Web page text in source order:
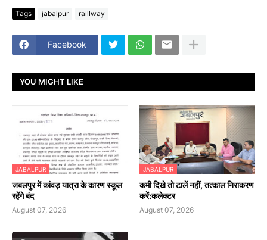
Tags jabalpur raillway
Facebook
YOU MIGHT LIKE
JABALPUR
जबलपुर में कांवड़ यात्रा के कारण स्कूल
रहेंगे बंद
August 07, 2026
JABALPUR
कमी दिखे तो टालें नहीं, तत्काल निराकरण
करें:कलेक्टर
August 07, 2026